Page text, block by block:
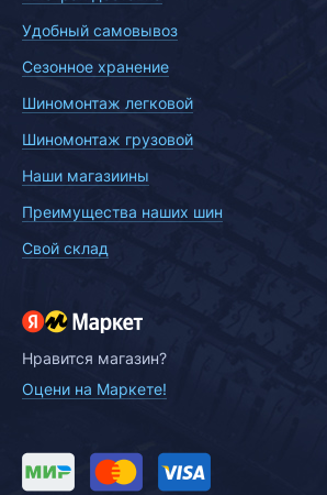
Удобный самовывоз
Сезонное хранение
Шиномонтаж легковой
Шиномонтаж грузовой
Наши магазиины
Преимущества наших шин
Свой склад
Нравится магазин?
Оцени на Маркете!